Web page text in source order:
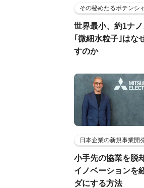
その秘めたるポテンシ
世界最小、約1ナ
｢微細水粒子｣はな
すのか
日本企業の新規事業開
小手先の協業を脱
イノベーションを
ダにする方法